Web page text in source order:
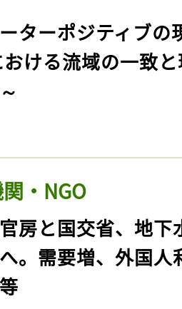
ターポジティブの
ける流域の一致
・NGO
房と国交省、地下
。需要増、外国人